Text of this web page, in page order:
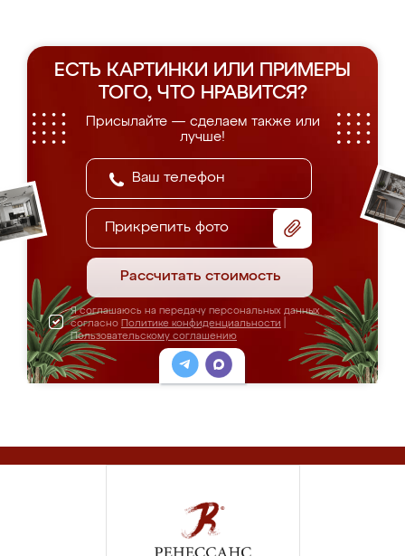
ЕСТЬ КАРТИНКИ ИЛИ ПРИМЕРЫ
ТОГО, ЧТО НРАВИТСЯ?
Присылайте — сделаем также или
лучше!
Прикрепить фото
Рассчитать стоимость
Я соглашаюсь на передачу персональных данных
согласно Политике конфиденциальности
Пользовательскому соглашению